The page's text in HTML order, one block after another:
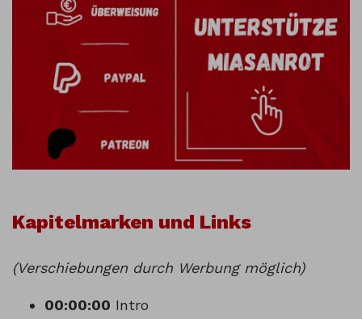
Kapitelmarken und Links
(Verschiebungen durch Werbung möglich)
00:00:00 Intro